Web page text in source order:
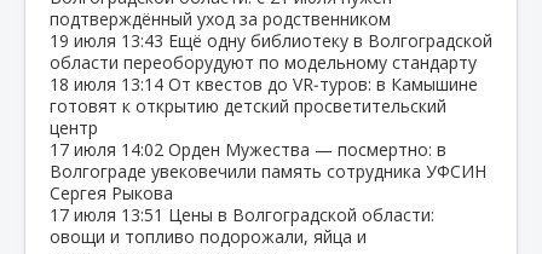
подтверждённый уход за родственником
19 июля 13:43 Ещё одну библиотеку в Волгоградской
области переоборудуют по модельному стандарту
18 июля 13:14 От квестов до VR‑туров: в Камышине
готовят к открытию детский просветительский
центр
17 июля 14:02 Орден Мужества — посмертно: в
Волгограде увековечили память сотрудника УФСИН
Сергея Рыкова
17 июля 13:51 Цены в Волгоградской области:
овощи и топливо подорожали, яйца и